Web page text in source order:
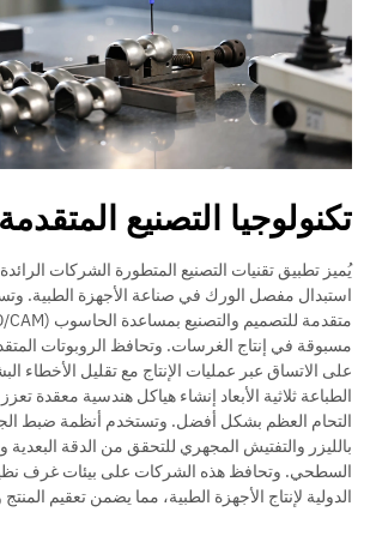
تكنولوجيا التصنيع المتقدمة
يُميز تطبيق تقنيات التصنيع المتطورة الشركات
استبدال مفصل الورك في صناعة الأجهزة الطبية.
مسبوقة في إنتاج الغرسات. وتحافظ الروبوتات
على الاتساق عبر عمليات الإنتاج مع تقليل الأخطاء
الطباعة ثلاثية الأبعاد إنشاء هياكل هندسية معقدة
التحام العظم بشكل أفضل. وتستخدم أنظمة ضبط
بالليزر والتفتيش المجهري للتحقق من الدقة
السطحي. وتحافظ هذه الشركات على بيئات غرف
الدولية لإنتاج الأجهزة الطبية، مما يضمن تعقيم